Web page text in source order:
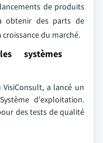
de produits
obtenir des parts de
du marché.
systèmes
VisiConsult, a lancé un
d'exploitation.
des tests de qualité